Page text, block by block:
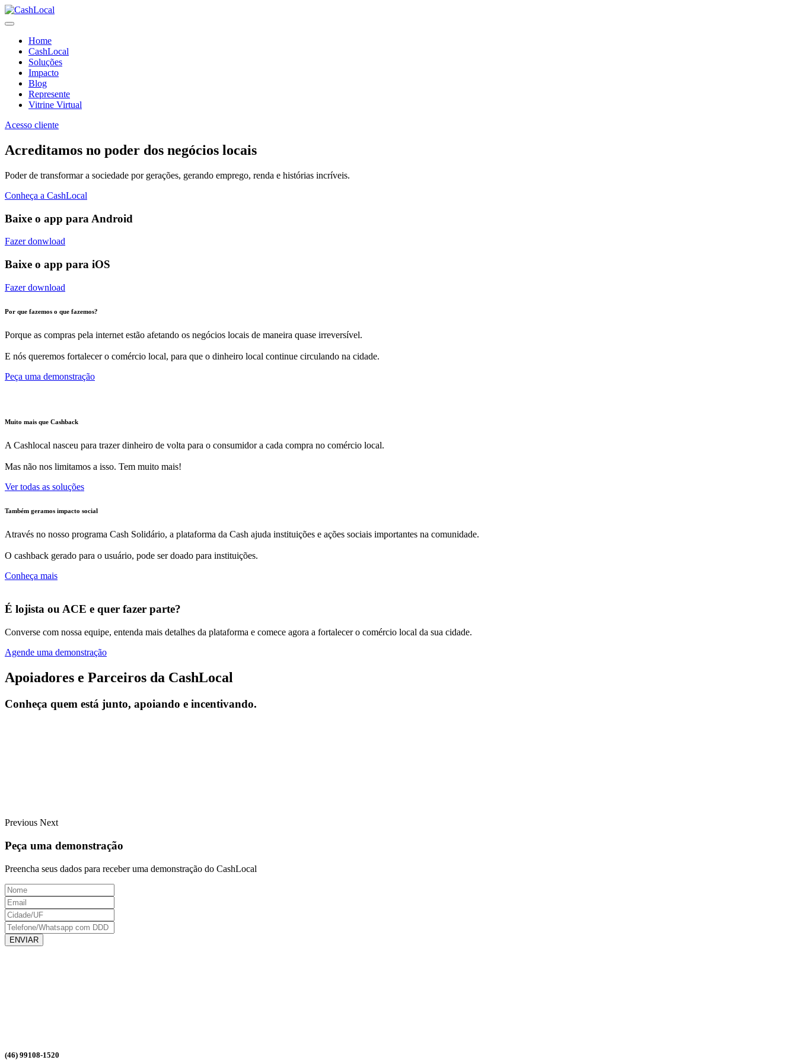
Home
CashLocal
Soluções
Impacto
Blog
Represente
Vitrine Virtual
Acesso cliente
Acreditamos no poder dos negócios locais
Poder de transformar a sociedade por gerações, gerando emprego, renda e histórias incríveis.
Conheça a CashLocal
Baixe o app para Android
Fazer donwload
Baixe o app para iOS
Fazer download
Por que fazemos o que fazemos?
Porque as compras pela internet estão afetando os negócios locais de maneira quase irreversível.
E nós queremos fortalecer o comércio local, para que o dinheiro local continue circulando na cidade.
Peça uma demonstração
Muito mais que Cashback
A Cashlocal nasceu para trazer dinheiro de volta para o consumidor a cada compra no comércio local.
Mas não nos limitamos a isso. Tem muito mais!
Ver todas as soluções
Também geramos impacto social
Através no nosso programa Cash Solidário, a plataforma da Cash ajuda instituições e ações sociais importantes na comunidade.
O cashback gerado para o usuário, pode ser doado para instituições.
Conheça mais
É lojista ou ACE e quer fazer parte?
Converse com nossa equipe, entenda mais detalhes da plataforma e comece agora a fortalecer o comércio local da sua cidade.
Agende uma demonstração
Apoiadores e Parceiros da CashLocal
Conheça quem está junto, apoiando e incentivando.
Previous Next
Peça uma demonstração
Preencha seus dados para receber uma demonstração do CashLocal
ENVIAR
(46) 99108-1520